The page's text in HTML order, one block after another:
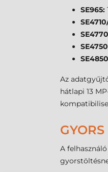
SE965:
Az
hátlapi 13
A